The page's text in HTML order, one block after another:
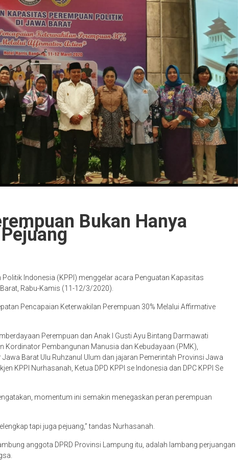
Bukan Hanya
Indonesia (KPPI) menggelar acara Penguatan Kapasitas
Rabu-Kamis (11-12/3/2020).
Pencapaian Keterwakilan Perempuan 30% Melalui Affirmative
Perempuan dan Anak I Gusti Ayu Bintang Darmawati
Kordinator Pembangunan Manusia dan Kebudayaan (PMK),
Barat Ulu Ruhzanul Ulum dan jajaran Pemerintah Provinsi Jawa
KPPI Nurhasanah, Ketua DPD KPPI se Indonesia dan DPC KPPI Se
momentum ini semakin menegaskan peran perempuan
tapi juga pejuang,” tandas Nurhasanah.
anggota DPRD Provinsi Lampung itu, adalah lambang perjuangan